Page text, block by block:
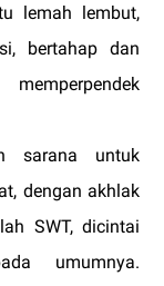
lemah lembut,
bertahap dan
sarana untuk
dengan akhlak
SWT, dicintai
umumnya.